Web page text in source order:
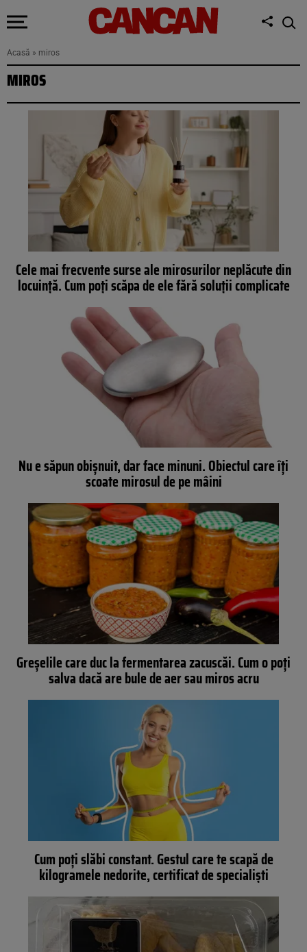
Acasă » miros
MIROS
Cele mai frecvente surse ale mirosurilor neplăcute din
locuință. Cum poți scăpa de ele fără soluții complicate
Nu e săpun obișnuit, dar face minuni. Obiectul care îți
scoate mirosul de pe mâini
Greșelile care duc la fermentarea zacuscăi. Cum o poți
salva dacă are bule de aer sau miros acru
Cum poți slăbi constant. Gestul care te scapă de
kilogramele nedorite, certificat de specialiști